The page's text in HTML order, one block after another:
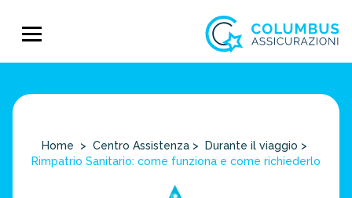
Home > Centro Assistenza > Durante il viaggio >
Rimpatrio Sanitario: come funziona e come richiederlo